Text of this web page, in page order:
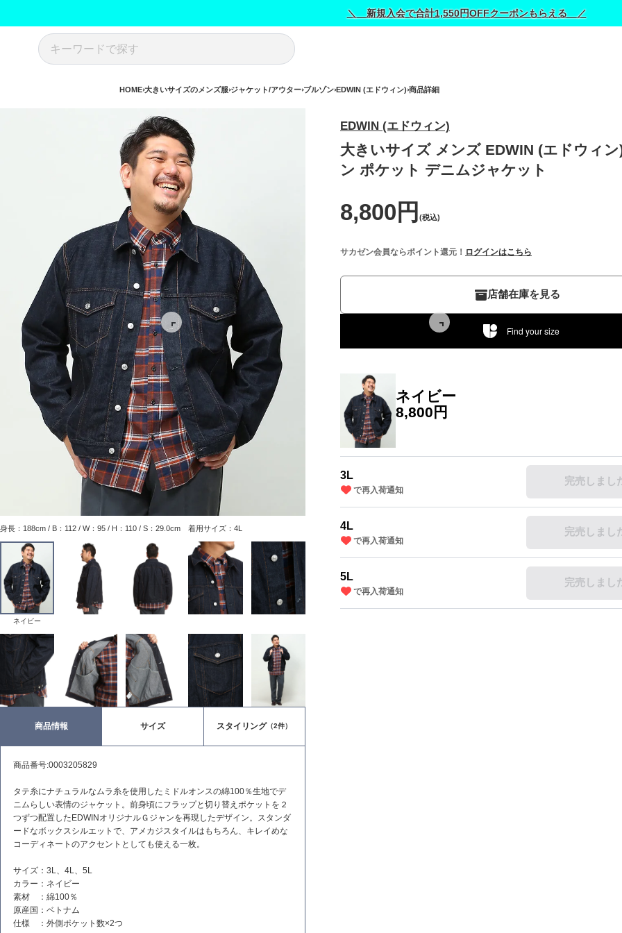
＼ 新規入会で合計1,550円OFFクーポンもらえる ／
HOME 大きいサイズのメンズ服 ジャケット/アウター ブルゾン EDWIN (エドウィン) 商品詳細
EDWIN (エドウィン)
大きいサイズ メンズ EDWIN (エドウィ
ン ポケット デニムジャケット
8,800円 (税込)
サカゼン会員ならポイント還元！ ログインはこちら
店舗在庫を見る
Find your size
ネイビー
8,800円
3L
で再入荷通知
完売しまし
4L
で再入荷通知
完売しまし
5L
で再入荷通知
完売しまし
身長：188cm / B：112 / W：95 / H：110 / S：29.0cm 着用サイズ：4L
ネイビー
商品情報 サイズ スタイリング（2件）
商品番号:0003205829
タテ糸にナチュラルなムラ糸を使用したミドルオンスの綿100％生地でデ
ニムらしい表情のジャケット。前身頃にフラップと切り替えポケットを２
つずつ配置したEDWINオリジナルＧジャンを再現したデザイン。スタンダ
ードなボックスシルエットで、アメカジスタイルはもちろん、キレイめな
コーディネートのアクセントとしても使える一枚。
サイズ：3L、4L、5L
カラー：ネイビー
素材 ：綿100％
原産国：ベトナム
仕様 ：外側ポケット数×2つ